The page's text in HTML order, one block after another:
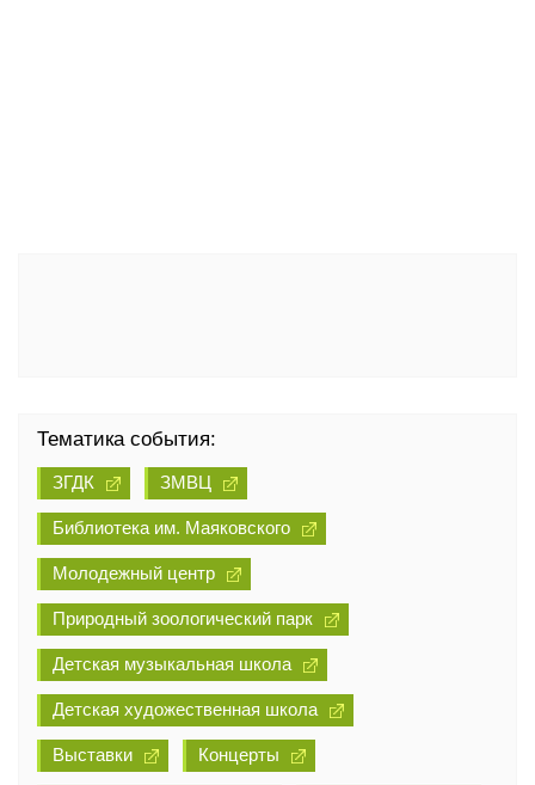
Тематика события:
ЗГДК ЗМВЦ
Библиотека им. Маяковского
Молодежный центр
Природный зоологический парк
Детская музыкальная школа
Детская художественная школа
Выставки Концерты